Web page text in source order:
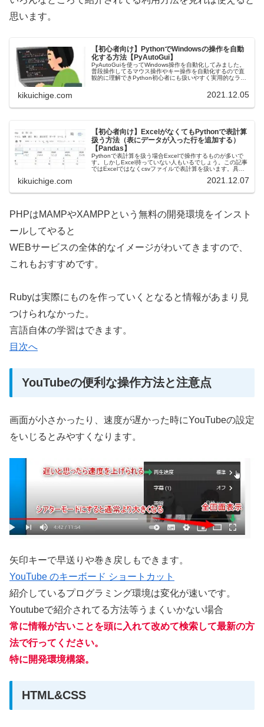
思います。
【初心者向け】PythonでWindowsの操作を自動
化する方法【PyAutoGui】
PyAutoGuiを使ってWindows操作を自動化してみました。
普段操作してるマウス操作やキー操作を自動化するので直
観的に理解できPython初心者にも扱いやすく実用的なライ
kikuichige.com 2021.12.05
【初心者向け】ExcelがなくてもPythonで表計算
扱う方法（表にデータが入った行を追加する）
【Pandas】
Pythonで表計算を扱う場合Excelで操作するものが多いで
す。しかしExcel持っていない人もいるでしょう。この記事
ではExcelではなくcsvファイルで表計算を扱います。具体
kikuichige.com 2021.12.07
PHPはMAMPやXAMPPという無料の開発環境をインスト
ールしてやると
WEBサービスの全体的なイメージがわいてきますので、
これもおすすめです。
Rubyは実際にものを作っていくとなると情報があまり見
つけられなかった。
言語自体の学習はできます。
目次へ
YouTubeの便利な操作方法と注意点
画面が小さかったり、速度が遅かった時にYouTubeの設定
をいじるとみやすくなります。
矢印キーで早送りや巻き戻しもできます。
YouTube のキーボード ショートカット
紹介しているプログラミング環境は変化が速いです。
Youtubeで紹介されてる方法等うまくいかない場合
常に情報が古いことを頭に入れて改めて検索して最新の方
法で行ってください。
特に開発環境構築。
HTML&CSS